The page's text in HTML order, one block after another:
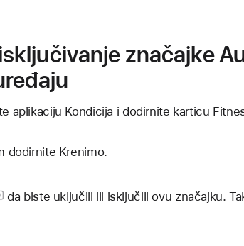
značajke
aplikaciju Kondicija i dodirnite karticu
dodirnite Krenimo.
da biste uključili ili isključili ovu značajku.